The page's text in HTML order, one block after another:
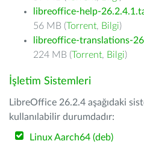
libreoffice-help-
56 MB (Torrent, Bilgi)
libreoffice-translations-
224 MB (Torrent, Bilgi)
İşletim Sistemleri
LibreOffice 26.2.4 aşağıdaki
kullanılabilir durumdadır:
Linux Aarch64 (deb)